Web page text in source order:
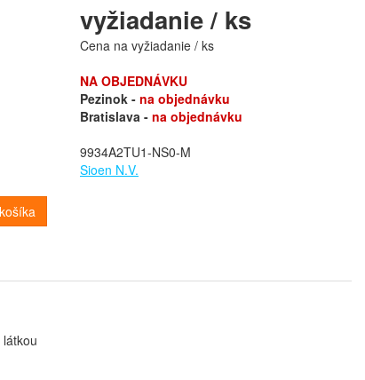
vyžiadanie / ks
Cena na vyžiadanie / ks
NA OBJEDNÁVKU
Pezinok - na objednávku
Bratislava - na objednávku
9934A2TU1-NS0-M
Sioen N.V.